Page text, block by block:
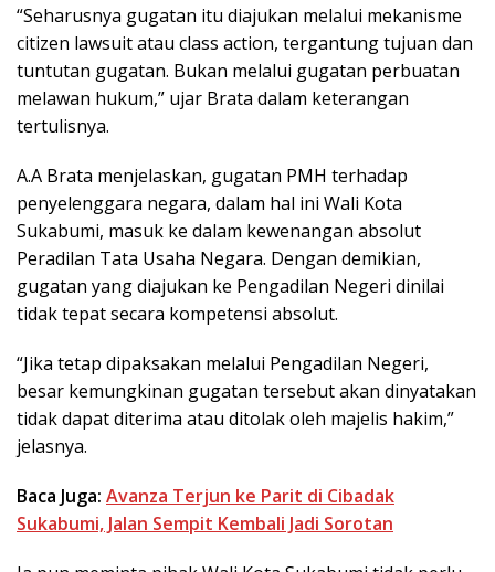
“Seharusnya gugatan itu diajukan melalui mekanisme
citizen lawsuit atau class action, tergantung tujuan dan
tuntutan gugatan. Bukan melalui gugatan perbuatan
melawan hukum,” ujar Brata dalam keterangan
tertulisnya.
A.A Brata menjelaskan, gugatan PMH terhadap
penyelenggara negara, dalam hal ini Wali Kota
Sukabumi, masuk ke dalam kewenangan absolut
Peradilan Tata Usaha Negara. Dengan demikian,
gugatan yang diajukan ke Pengadilan Negeri dinilai
tidak tepat secara kompetensi absolut.
“Jika tetap dipaksakan melalui Pengadilan Negeri,
besar kemungkinan gugatan tersebut akan dinyatakan
tidak dapat diterima atau ditolak oleh majelis hakim,”
jelasnya.
Baca Juga: Avanza Terjun ke Parit di Cibadak
Sukabumi, Jalan Sempit Kembali Jadi Sorotan